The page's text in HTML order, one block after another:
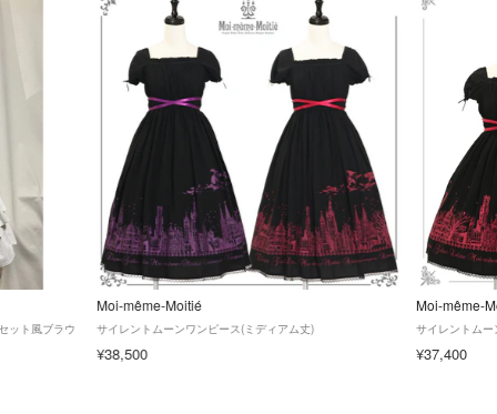
ット風ブラウ
Moi-même-Moitié
サイレントムーンワンピース(ミディアム丈)
¥38,500
Moi-même-
サイレントム
¥37,400